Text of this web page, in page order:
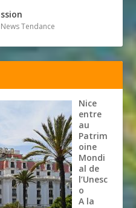
News Tendance
Nice
entre
au
Patrim
oine
Mondi
al de
l’Unesc
o
A la